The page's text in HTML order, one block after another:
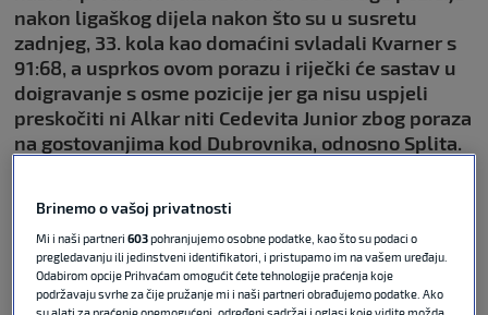
nakon ligaškog dijela nakon što su u susretu
zadnjeg, 33. kola kao domaćini svladali Kvarner s
91:68, a usprkos ovom porazu i riječki će sastav u
doigravanje s osme pozicije jer ga nisu uspjeli
preskočiti ni Alkar niti Cedevita Junior zbog poraza
na gostovanjima kod Dubrovnika, odnosno Splita.
je za potvrdu drugog mjesta koje donosi
prednost domaćeg terena u eventualnom polufinalu
trebala pobjeda protivKvarnera.Zagepčani su
dobro krenuli u susret, ali Riječani su se pred kraj
prvog poluvremena približili na samo 42:37. Ipak, u
Brinemo o vašoj privatnosti
Mi i naši partneri603pohranjujemo osobne podatke, kao što su podaci o
pregledavanju ili jedinstveni identifikatori, i pristupamo im na vašem uređaju.
Odabirom opcije Prihvaćam omogućit ćete tehnologije praćenja koje
podržavaju svrhe za čije pružanje mi i naši partneri obrađujemo podatke. Ako
su alati za praćenje onemogućeni, određeni sadržaj i oglasi koje vidite možda